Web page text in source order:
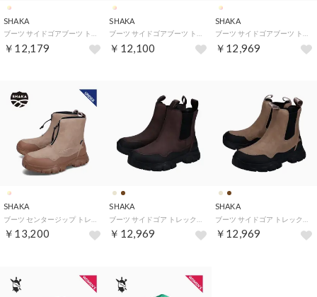
SHAKA
￥12,179
SHAKA
￥12,100
SHAKA
￥12,969
SHAKA
￥13,200
SHAKA
￥12,969
SHAKA
￥12,969